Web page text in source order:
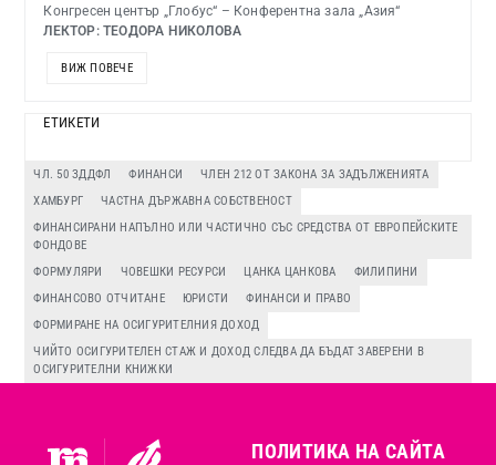
Конгресен център „Глобус“ – Конферентна зала „Азия“
ЛЕКТОР: ТЕОДОРА НИКОЛОВА
ВИЖ ПОВЕЧЕ
ЕТИКЕТИ
ЧЛ. 50 ЗДДФЛ ФИНАНСИ
ЧЛЕН 212 ОТ ЗАКОНА ЗА ЗАДЪЛЖЕНИЯТА
ХАМБУРГ
ЧАСТНА ДЪРЖАВНА СОБСТВЕНОСТ
ФИНАНСИРАНИ НАПЪЛНО ИЛИ ЧАСТИЧНО СЪС СРЕДСТВА ОТ ЕВРОПЕЙСКИТЕ
ФОНДОВЕ
ФОРМУЛЯРИ
ЧОВЕШКИ РЕСУРСИ ЦАНКА ЦАНКОВА
ФИЛИПИНИ
ФИНАНСОВО ОТЧИТАНЕ
ЮРИСТИ
ФИНАНСИ И ПРАВО
ФОРМИРАНЕ НА ОСИГУРИТЕЛНИЯ ДОХОД
ЧИЙТО ОСИГУРИТЕЛЕН СТАЖ И ДОХОД СЛЕДВА ДА БЪДАТ ЗАВЕРЕНИ В
ОСИГУРИТЕЛНИ КНИЖКИ
ПОЛИТИКА НА САЙТА